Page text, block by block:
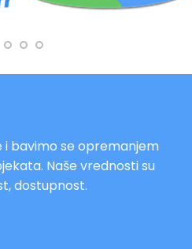
i bavimo se opremanjem
Naše vrednosti su
dostupnost.